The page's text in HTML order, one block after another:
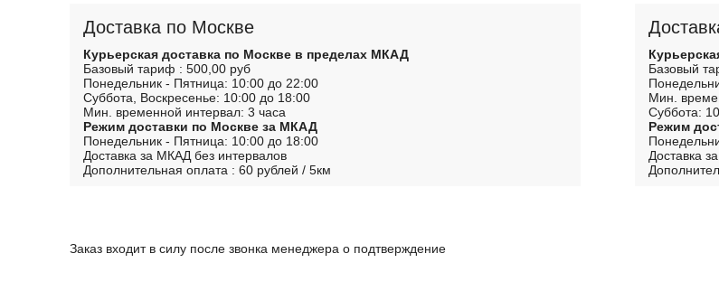
Доставка по Москве
Курьерская доставка по Москве в пределах МКАД
Базовый тариф : 500,00 руб
Понедельник - Пятница: 10:00 до 22:00
Суббота, Воскресенье: 10:00 до 18:00
Мин. временной интервал: 3 часа
Режим доставки по Москве за МКАД
Понедельник - Пятница: 10:00 до 18:00
Доставка за МКАД без интервалов
Дополнительная оплата : 60 рублей / 5км
Базовый
Мин.
Суббота:
Режим
Доставка
Заказ входит в силу после звонка менеджера о подтверждение